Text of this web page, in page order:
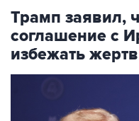
Трамп заявил,
соглашение с
избежать жертв